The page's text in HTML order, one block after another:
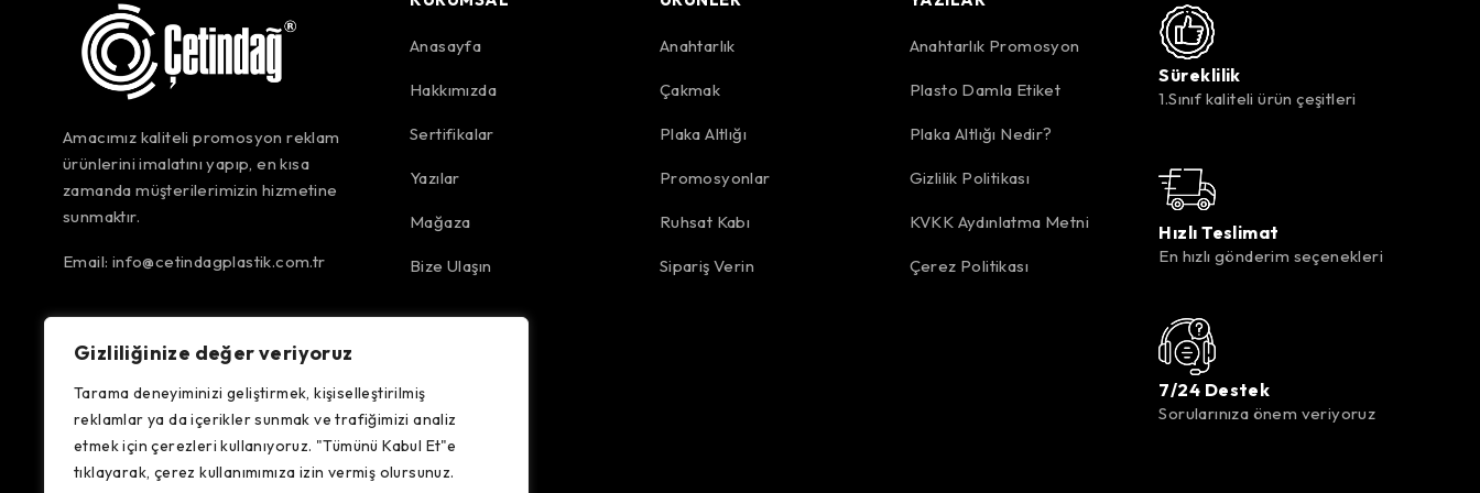
Gizliliğinize değer veriyoruz
Tarama deneyiminizi geliştirmek, kişiselleştirilmiş
reklamlar ya da içerikler sunmak ve trafiğimizi analiz
etmek için çerezleri kullanıyoruz. "Tümünü Kabul Et"e
tıklayarak, çerez kullanımımıza izin vermiş olursunuz.
Amacımız kaliteli promosyon reklam
ürünlerini imalatını yapıp, en kısa
zamanda müşterilerimizin hizmetine
sunmaktır.
Email: info@cetindagplastik.com.tr
Anasayfa
Hakkımızda
Sertifikalar
Yazılar
Mağaza
Bize Ulaşın
Anahtarlık
Çakmak
Plaka Altlığı
Promosyonlar
Ruhsat Kabı
Sipariş Verin
Anahtarlık Promosyon
Plasto Damla Etiket
Plaka Altlığı Nedir?
Gizlilik Politikası
KVKK Aydınlatma Metni
Çerez Politikası
Süreklilik
1.Sınıf kaliteli ürün çeşitleri
Hızlı Teslimat
En hızlı gönderim seçenekleri
7/24 Destek
Sorularınıza önem veriyoruz